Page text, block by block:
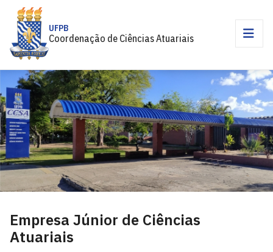
UFPB
Coordenação de Ciências Atuariais
Empresa Júnior de Ciências
Atuariais